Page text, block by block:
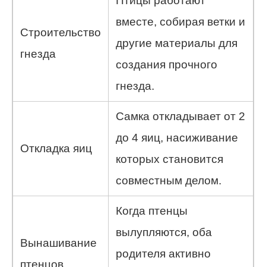
Строительство
гнезда
вместе, собирая ветки и
другие материалы для
создания прочного
гнезда.
Откладка яиц
Самка откладывает от 2
до 4 яиц, насиживание
которых становится
совместным делом.
Вынашивание
птенцов
Когда птенцы
вылупляются, оба
родителя активно